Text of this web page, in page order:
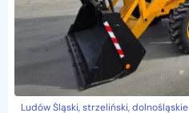
Ludów Śląski, strzeliński, dolnośląskie